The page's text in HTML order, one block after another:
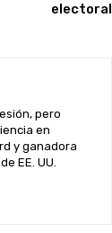
electoral
pero
en
y ganadora
EE. UU.